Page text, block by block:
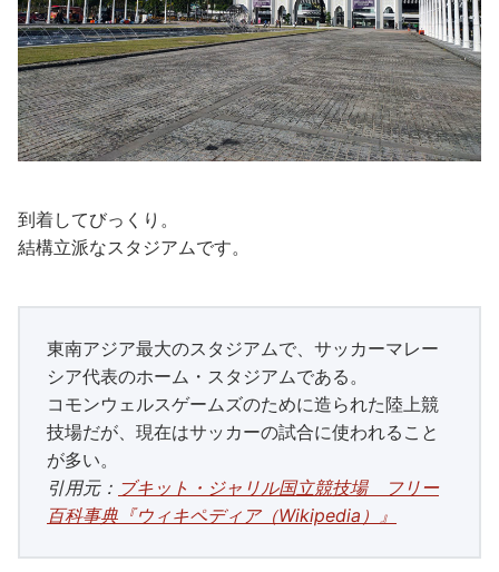
到着してびっくり。
結構立派なスタジアムです。
東南アジア最大のスタジアムで、サッカーマレー
シア代表のホーム・スタジアムである。
コモンウェルスゲームズのために造られた陸上競
技場だが、現在はサッカーの試合に使われること
が多い。
引用元： ブキット・ジャリル国立競技場 フリー
百科事典『ウィキペディア（Wikipedia）』